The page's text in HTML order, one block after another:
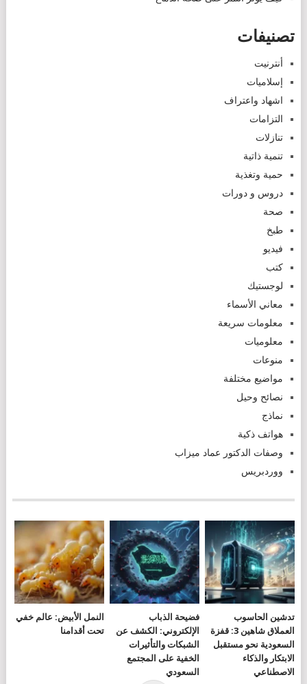
تصنيفات
أنترنيت
إسلاميات
اشهاد واعتراف
التزامات
تنازلات
تنمية ذاتية
حمية وتغذية
دروس و دورات
صحة
طبخ
فيديو
كتب
لوجستيك
معاني الأسماء
معلومات سريعة
معلوميات
منوعات
مواضيع مختلفة
نصائح وحيل
نماذج
هواتف ذكية
وصفات الدكتور عماد ميزاب
ووردبريس
تدشين الحاسوب
العملاق شاهين 3: قفزة
السعودية نحو مستقبل
الابتكار والذكاء
الاصطناعي
فضيحة الذباب
الإلكتروني: الكشف عن
الشبكات والتأثيرات
الخفية على المجتمع
السعودي
النمل الأبيض: عالم خفي
تحت أقدامنا